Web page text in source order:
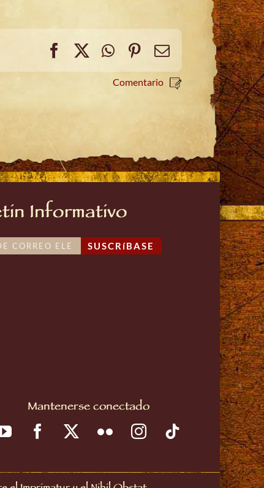
FacebookWhatsApp
Pinterest
Email
Comentario
Informativo
SUSCRíBASE
Mantenerse conectado